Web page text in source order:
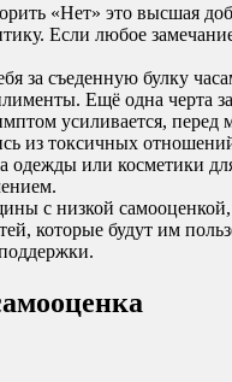
«Нет» это высшая
Если любое
за съеденную булку
Ещё одна черта
усиливается, перед
из токсичных
или косметики
с низкой
которые будут им